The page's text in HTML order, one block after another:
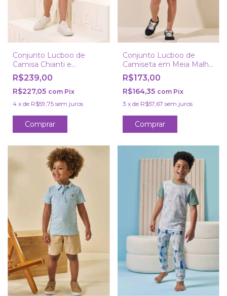
Conjunto Lucboo de
Camisa Chianti e
Bermuda com Elastano
R$239,00
R$227,05 com Pix
4 x de R$59,75 sem juros
Comprar
Conjunto Lucboo de
Camiseta em Meia Malha
e Bermuda em Nylon
R$173,00
R$164,35 com Pix
3 x de R$57,67 sem juros
Comprar